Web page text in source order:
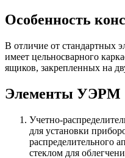
Особенность
В отличие от стандартных
имеет цельносварного
ящиков, закрепленных на
Элементы УЭРМ
Учетно-
для установки
распределительного
стеклом для